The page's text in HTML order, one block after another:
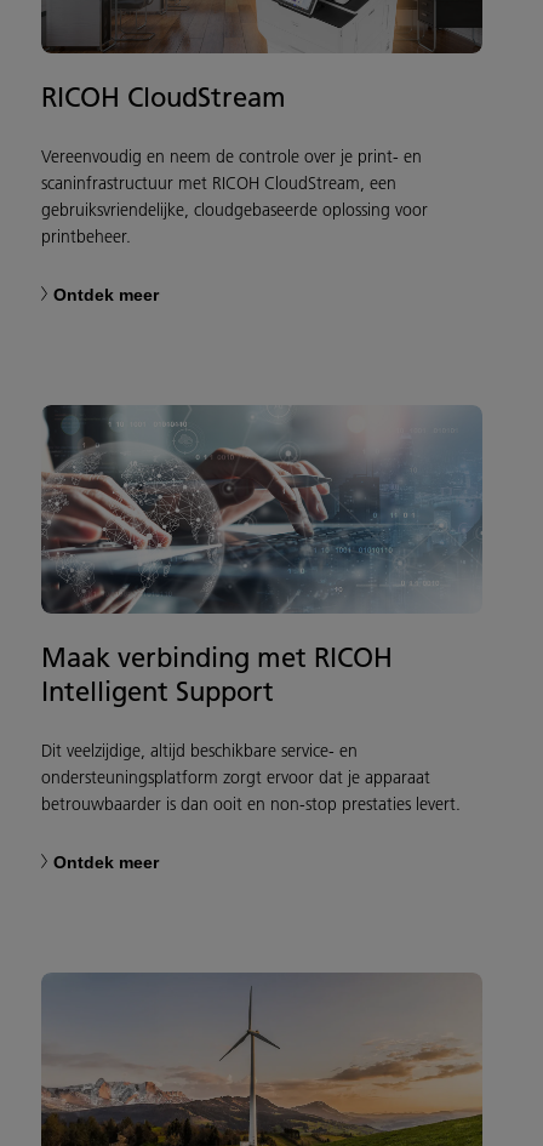
RICOH CloudStream
Vereenvoudig en neem de controle over je print- en
scaninfrastructuur met RICOH CloudStream, een
gebruiksvriendelijke, cloudgebaseerde oplossing voor
printbeheer.
Ontdek meer
Maak verbinding met RICOH
Intelligent Support
Dit veelzijdige, altijd beschikbare service- en
ondersteuningsplatform zorgt ervoor dat je apparaat
betrouwbaarder is dan ooit en non-stop prestaties levert.
Ontdek meer